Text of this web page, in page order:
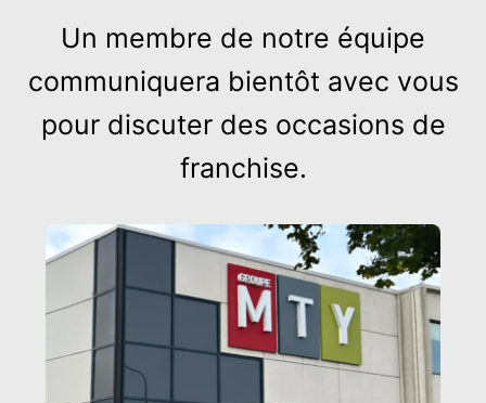
Un membre de notre équipe
communiquera bientôt avec vous
pour discuter des occasions de
franchise.